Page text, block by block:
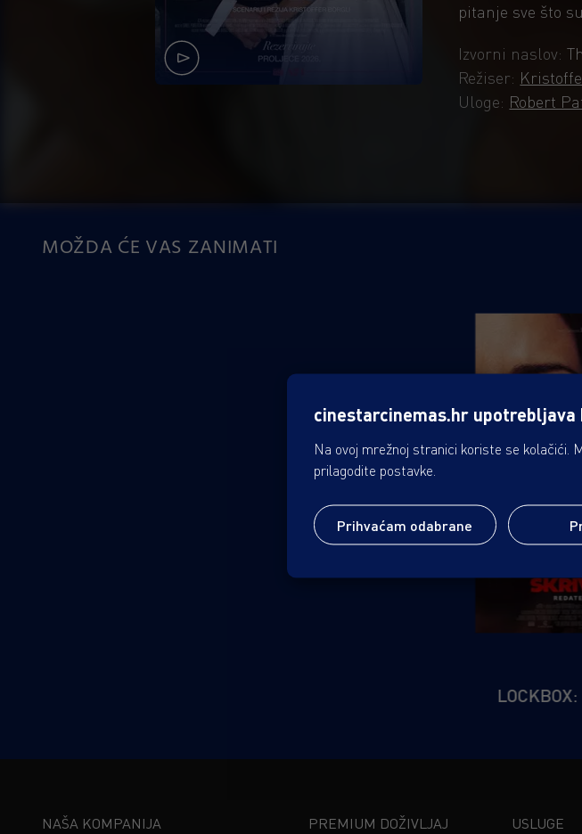
pitanje sve što
Izvorni naslov:
Režiser:
Uloge: Robert
MOŽDA ĆE VAS ZANIMATI
NAŠA KOMPANIJA PREMIUM DOŽIVLJAJ USLUGE
cinestarcinemas.hr upotrebljava
Na ovoj mrežnoj stranici koriste se kolačići.
prilagodite postavke.
Prihvaćam odabrane